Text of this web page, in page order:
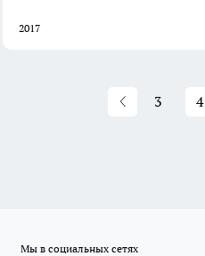
2017
3 4
Мы в социальных сетях